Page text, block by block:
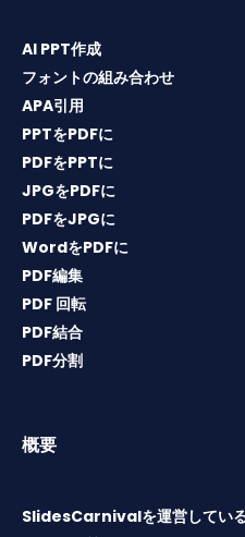
AI PPT作成
フォントの組み合わせ
APA引用
PPTをPDFに
PDFをPPTに
JPGをPDFに
PDFをJPGに
WordをPDFに
PDF編集
PDF 回転
PDF結合
PDF分割
概要
SlidesCarnivalを運営している